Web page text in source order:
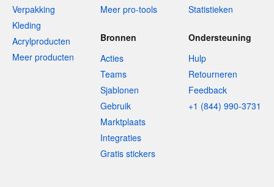
Verpakking
Kleding
Acrylproducten
Meer producten
Meer pro-tools
Statistieken
Bronnen
Acties
Teams
Sjablonen
Gebruik
Marktplaats
Integraties
Gratis stickers
Ondersteuning
Hulp
Retourneren
Feedback
+1 (844) 990-3731